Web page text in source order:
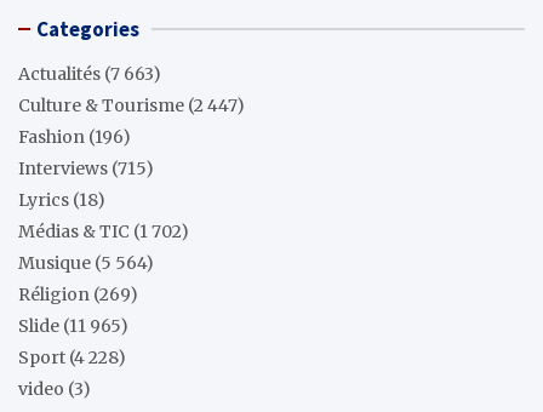
Categories
Actualités (7 663)
Culture & Tourisme (2 447)
Fashion (196)
Interviews (715)
Lyrics (18)
Médias & TIC (1 702)
Musique (5 564)
Réligion (269)
Slide (11 965)
Sport (4 228)
video (3)